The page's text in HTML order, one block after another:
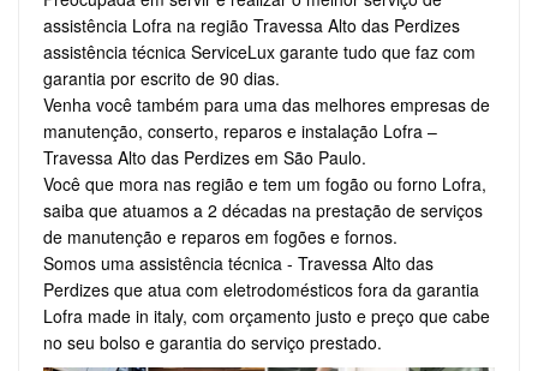
assistência Lofra na região Travessa Alto das Perdizes
assistência técnica ServiceLux garante tudo que faz com
garantia por escrito de 90 dias.
Venha você também para uma das melhores empresas de
manutenção, conserto, reparos e instalação Lofra –
Travessa Alto das Perdizes em São Paulo.
Você que mora nas região e tem um fogão ou forno Lofra,
saiba que atuamos a 2 décadas na prestação de serviços
de manutenção e reparos em fogões e fornos.
Somos uma assistência técnica - Travessa Alto das
Perdizes que atua com eletrodomésticos fora da garantia
Lofra made in italy, com orçamento justo e preço que cabe
no seu bolso e garantia do serviço prestado.